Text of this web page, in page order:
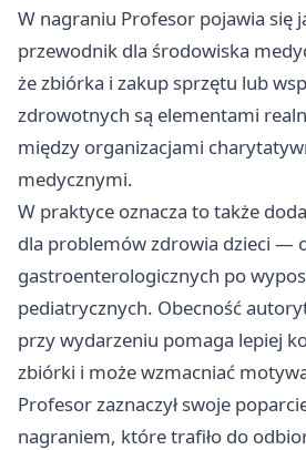
W nagraniu Profesor pojawia się
przewodnik dla środowiska
że zbiórka i zakup sprzętu lub
zdrowotnych są elementami
między organizacjami
medycznymi.
W praktyce oznacza to także
dla problemów zdrowia dzieci —
gastroenterologicznych po
pediatrycznych. Obecność
przy wydarzeniu pomaga lepiej
zbiórki i może wzmacniać
Profesor zaznaczył swoje
nagraniem, które trafiło do